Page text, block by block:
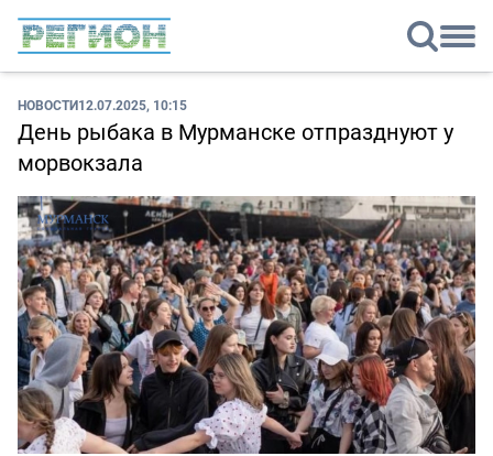
НОВОСТИ12.07.2025, 10:15
День рыбака в Мурманске отпразднуют у
морвокзала